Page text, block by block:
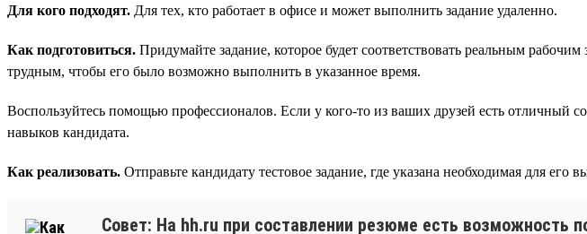
Для кого подходят. Для тех, кто работает в офисе и может выполнить задание удаленно.
Как подготовиться. Придумайте задание, которое будет соответствовать реальным
трудным, чтобы его было возможно выполнить в указанное время.
Воспользуйтесь помощью профессионалов. Если у кого-то из ваших друзей есть отличный
навыков кандидата.
Как реализовать. Отправьте кандидату тестовое задание, где указана необходимая для
Совет: На hh.ru при составлении резюме есть возможность